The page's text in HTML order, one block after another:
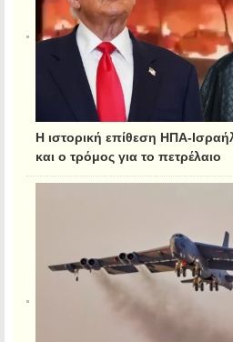
Η ιστορική επίθεση ΗΠΑ-
και ο τρόμος για το πετρέλαιο